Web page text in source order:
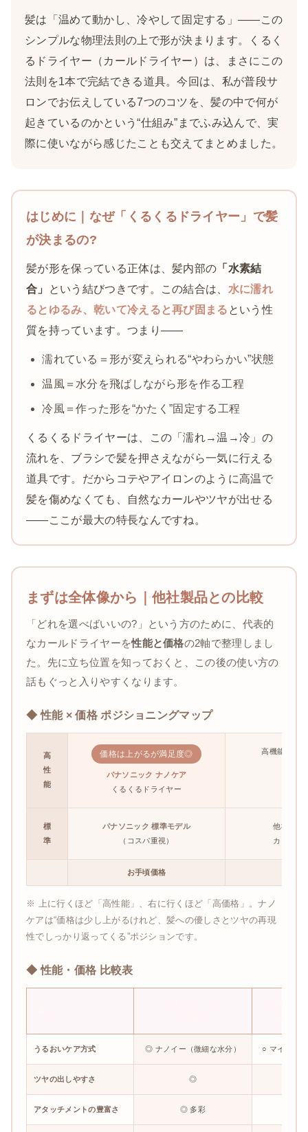
髪は「温めて動かし、冷やして固定する」——この
シンプルな物理法則の上で形が決まります。くるく
るドライヤー（カールドライヤー）は、まさにこの
法則を1本で完結できる道具。今回は、私が普段サ
ロンでお伝えしている7つのコツを、髪の中で何が
起きているのかという“仕組み”までふみ込んで、実
際に使いながら感じたことも交えてまとめました。
はじめに｜なぜ「くるくるドライヤー」で髪
が決まるの?
髪が形を保っている正体は、髪内部の 「水素結
合」
という結びつきです。この結合は、 水に濡れ
るとゆるみ、乾いて冷えると再び固まる という性
質を持っています。つまり——
濡れている＝形が変えられる“やわらかい”状態
温風＝水分を飛ばしながら形を作る工程
冷風＝作った形を“かたく”固定する工程
くるくるドライヤーは、この「濡れ→温→冷」の
流れを、ブラシで髪を押さえながら一気に行える
道具です。だからコテやアイロンのように高温で
髪を傷めなくても、自然なカールやツヤが出せる
——ここが最大の特長なんですね。
まずは全体像から｜他社製品との比較
「どれを選べばいいの?」という方のために、代表的
なカールドライヤーを性能と価格の2軸で整理しまし
た。先に立ち位置を知っておくと、この後の使い方の
話もぐっと入りやすくなります。
◆ 性能 × 価格 ポジショニングマップ
高
性
能
価格は上がるが満足度◎
パナソニック ナノケア
くるくるドライヤー
高機能サロ
標
準
パナソニック 標準モデル
（コスパ重視）
他社スタ
カールド
お手頃価格
※ 上に行くほど「高性能」、右に行くほど「高価格」。ナノ
ケアは“価格は少し上がるけれど、髪への優しさとツヤの再現
性でしっかり返ってくる”ポジションです。
◆ 性能・価格 比較表
うるおいケア方式 ◎ ナノイー（微細な水分） ○ マイナス
ツヤの出しやすさ ◎
アタッチメントの豊富さ ◎ 多彩